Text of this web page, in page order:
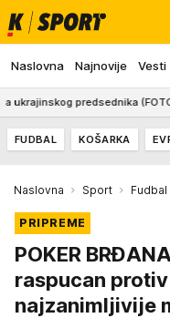
Naslovna Najnovije Vesti
predsednika (FOTO) 10:32
FUDBAL KOŠARKA
Naslovna Sport Fudbal
PRIPREME
POKER
raspucan
najzanimljivije